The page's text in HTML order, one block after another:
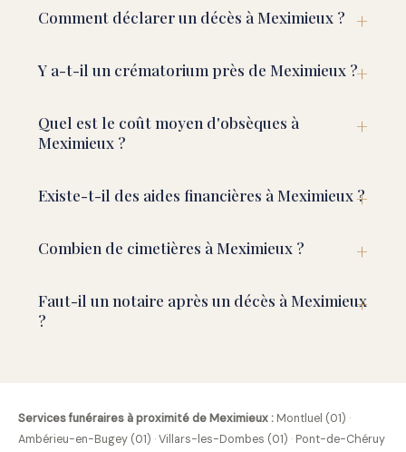
Comment déclarer un décès à Meximieux ?
Y a-t-il un crématorium près de Meximieux ?
Quel est le coût moyen d'obsèques à
Meximieux ?
Existe-t-il des aides financières à Meximieux ?
Combien de cimetières à Meximieux ?
Faut-il un notaire après un décès à Meximieux
?
Services funéraires à proximité de Meximieux : Montluel (01) ·
Ambérieu-en-Bugey (01) ·Villars-les-Dombes (01) · Pont-de-Chéruy